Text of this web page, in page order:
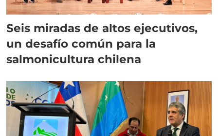
Seis miradas de altos ejecutivos,
un desafío común para la
salmonicultura chilena